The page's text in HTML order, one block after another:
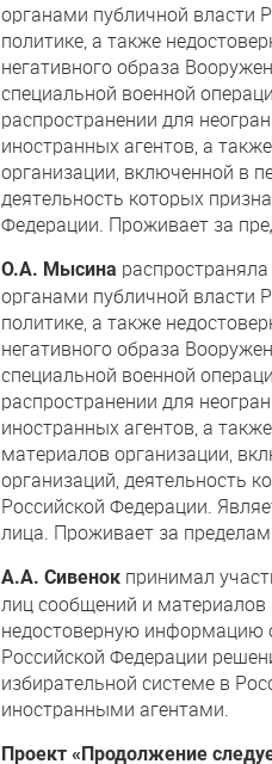
органами публичной власти
политике, а также
негативного образа
специальной военной
распространении для
иностранных агентов, а
организации, включенной в
деятельность которых
Федерации. Проживает за
О.А. Мысина
органами публичной власти
политике, а также
негативного образа
специальной военной
распространении для
иностранных агентов, а
материалов организации,
организаций, деятельность
Российской Федерации.
лица. Проживает за
А.А. Сивенок принимал
лиц сообщений и материалов
недостоверную информацию
Российской Федерации
избирательной системе в
иностранными агентами.
Проект «Продолжение